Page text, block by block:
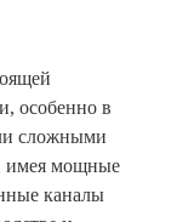
особенно в
сложными
имея мощные
каналы